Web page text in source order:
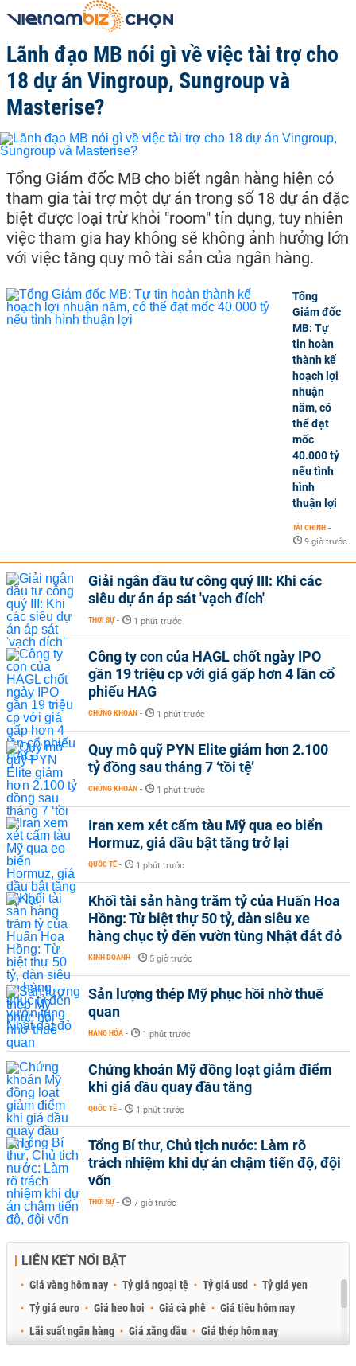
Lãnh đạo MB nói gì về việc tài trợ cho
18 dự án Vingroup, Sungroup và
Masterise?
Tổng Giám đốc MB cho biết ngân hàng hiện có
tham gia tài trợ một dự án trong số 18 dự án đặc
biệt được loại trừ khỏi "room" tín dụng, tuy nhiên
việc tham gia hay không sẽ không ảnh hưởng lớn
với việc tăng quy mô tài sản của ngân hàng.
Tổng
Giám đốc
MB: Tự
tin hoàn
thành kế
hoạch lợi
nhuận
năm, có
thể đạt
mốc
40.000 tỷ
nếu tình
hình
thuận lợi
TÀI CHÍNH -
9 giờ trước
Giải ngân đầu tư công quý III: Khi các
siêu dự án áp sát 'vạch đích'
THỜI SỰ - 1 phút trước
Công ty con của HAGL chốt ngày IPO
gần 19 triệu cp với giá gấp hơn 4 lần cổ
phiếu HAG
CHỨNG KHOÁN - 1 phút trước
Quy mô quỹ PYN Elite giảm hơn 2.100
tỷ đồng sau tháng 7 ‘tồi tệ’
CHỨNG KHOÁN - 1 phút trước
Iran xem xét cấm tàu Mỹ qua eo biển
Hormuz, giá dầu bật tăng trở lại
QUỐC TẾ - 1 phút trước
Khối tài sản hàng trăm tỷ của Huấn Hoa
Hồng: Từ biệt thự 50 tỷ, dàn siêu xe
hàng chục tỷ đến vườn tùng Nhật đắt đỏ
KINH DOANH - 5 giờ trước
Sản lượng thép Mỹ phục hồi nhờ thuế
quan
HÀNG HÓA - 1 phút trước
Chứng khoán Mỹ đồng loạt giảm điểm
khi giá dầu quay đầu tăng
QUỐC TẾ - 1 phút trước
Tổng Bí thư, Chủ tịch nước: Làm rõ
trách nhiệm khi dự án chậm tiến độ, đội
vốn
THỜI SỰ - 7 giờ trước
LIÊN KẾT NỔI BẬT
Giá vàng hôm nay Tỷ giá ngoại tệ Tỷ giá usd
Tỷ giá yen
Tỷ giá euro
Giá heo hơi Giá cà phê
Giá tiêu hôm nay
Lãi suất ngân hàng
Giá xăng dầu
Giá thép hôm nay